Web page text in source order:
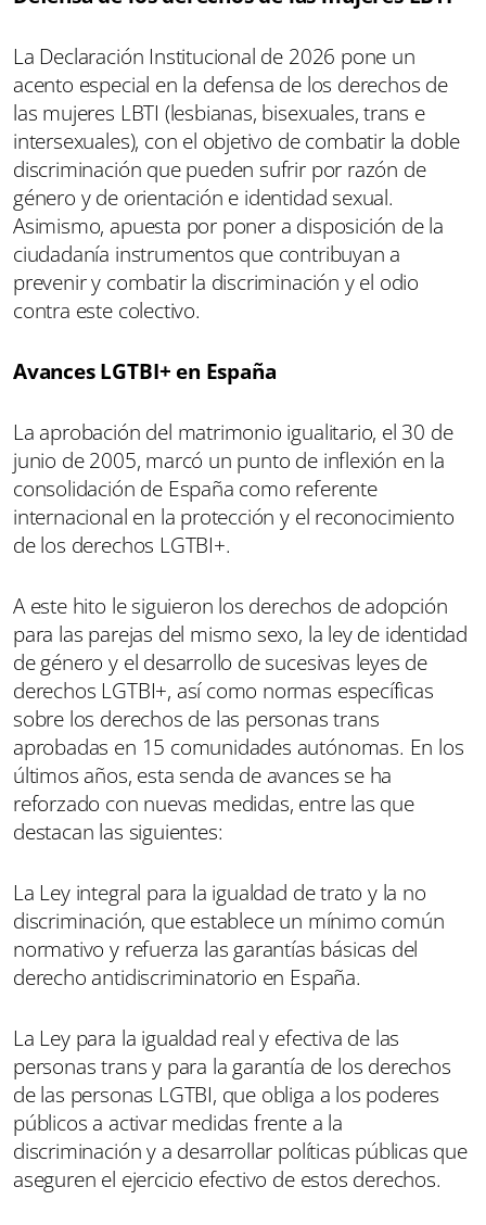
La Declaración Institucional de 2026 pone un
acento especial en la defensa de los derechos de
las mujeres LBTI (lesbianas, bisexuales, trans e
intersexuales), con el objetivo de combatir la doble
discriminación que pueden sufrir por razón de
género y de orientación e identidad sexual.
Asimismo, apuesta por poner a disposición de la
ciudadanía instrumentos que contribuyan a
prevenir y combatir la discriminación y el odio
contra este colectivo.
Avances LGTBI+ en España
La aprobación del matrimonio igualitario, el 30 de
junio de 2005, marcó un punto de inflexión en la
consolidación de España como referente
internacional en la protección y el reconocimiento
de los derechos LGTBI+.
A este hito le siguieron los derechos de adopción
para las parejas del mismo sexo, la ley de identidad
de género y el desarrollo de sucesivas leyes de
derechos LGTBI+, así como normas específicas
sobre los derechos de las personas trans
aprobadas en 15 comunidades autónomas. En los
últimos años, esta senda de avances se ha
reforzado con nuevas medidas, entre las que
destacan las siguientes:
La Ley integral para la igualdad de trato y la no
discriminación, que establece un mínimo común
normativo y refuerza las garantías básicas del
derecho antidiscriminatorio en España.
La Ley para la igualdad real y efectiva de las
personas trans y para la garantía de los derechos
de las personas LGTBI, que obliga a los poderes
públicos a activar medidas frente a la
discriminación y a desarrollar políticas públicas que
aseguren el ejercicio efectivo de estos derechos.